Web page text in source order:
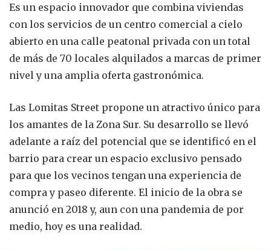
Es un espacio innovador que combina viviendas
con los servicios de un centro comercial a cielo
abierto en una calle peatonal privada con un total
de más de 70 locales alquilados a marcas de primer
nivel y una amplia oferta gastronómica.
Las Lomitas Street propone un atractivo único para
los amantes de la Zona Sur. Su desarrollo se llevó
adelante a raíz del potencial que se identificó en el
barrio para crear un espacio exclusivo pensado
para que los vecinos tengan una experiencia de
compra y paseo diferente. El inicio de la obra se
anunció en 2018 y, aun con una pandemia de por
medio, hoy es una realidad.